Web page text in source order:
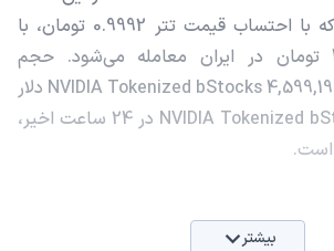
224.39 دلار است که با احتساب قیمت تتر 0.9992 تومان، با
قیمت 42,705,962 تومان در ایران معامله می‌شود. حجم
معاملات روزانه NVIDIA Tokenized bStocks 4,599,199.44 دلار
است و قیمت NVIDIA Tokenized bStocks در 24 ساعت اخیر،
بیشتر